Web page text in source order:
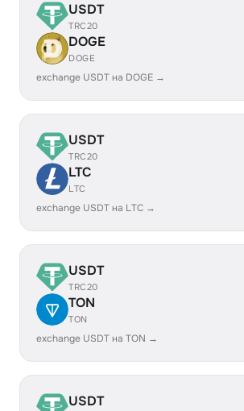
USDT
TRC20
DOGE
DOGE
exchange USDT на DOGE →
USDT
TRC20
LTC
LTC
exchange USDT на LTC →
USDT
TRC20
TON
TON
exchange USDT на TON →
USDT